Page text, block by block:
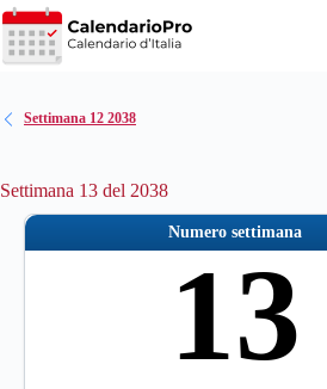
Salta
al
contenuto
Settimana 12 2038
Settimana 13 del 2038
Numero settimana
13